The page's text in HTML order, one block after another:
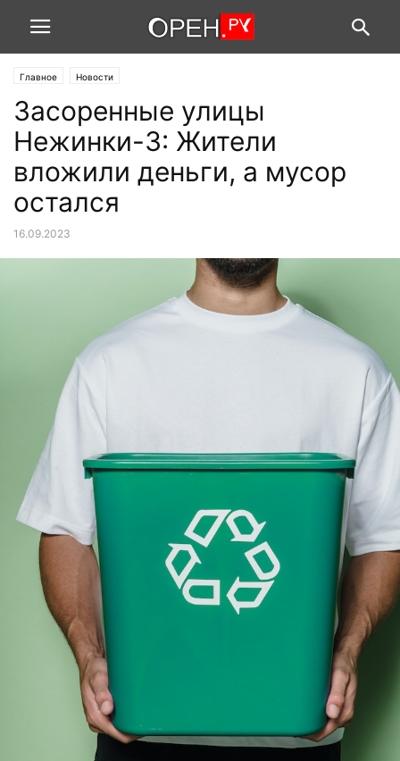
Главное Новости
Засоренные улицы
Нежинки-3: Жители
вложили деньги, а мусор
остался
16.09.2023